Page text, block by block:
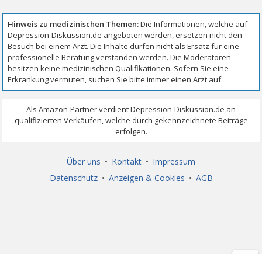
Über uns • Kontakt • Impressum
Datenschutz • Anzeigen & Cookies • AGB